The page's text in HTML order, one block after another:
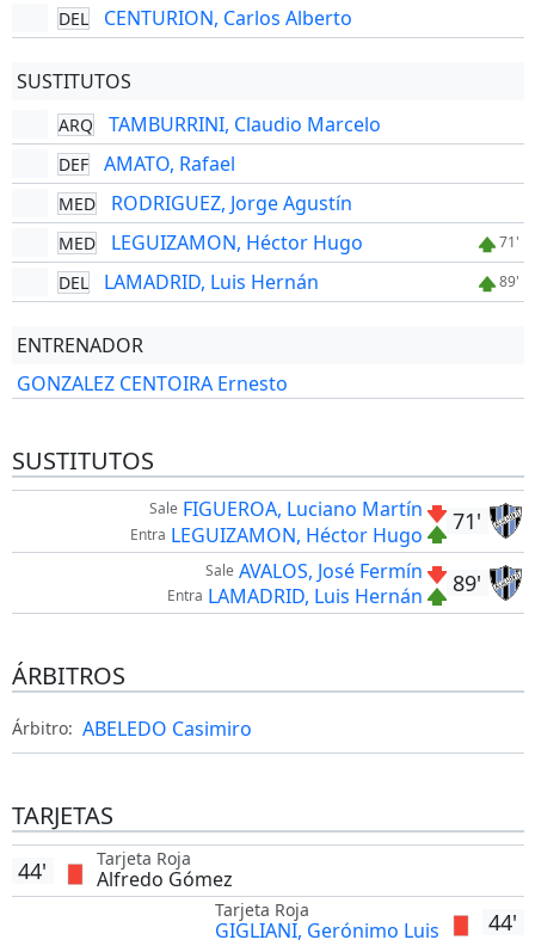
DEL CENTURION, Carlos Alberto
SUSTITUTOS
ARQ TAMBURRINI, Claudio Marcelo
DEF AMATO, Rafael
MED RODRIGUEZ, Jorge Agustín
MED LEGUIZAMON, Héctor Hugo 71'
DEL LAMADRID, Luis Hernán 89'
ENTRENADOR
GONZALEZ CENTOIRA Ernesto
SUSTITUTOS
71'
Sale FIGUEROA, Luciano Martín
Entra LEGUIZAMON, Héctor Hugo
89'
Sale AVALOS, José Fermín
Entra LAMADRID, Luis Hernán
ÁRBITROS
Árbitro: ABELEDO Casimiro
TARJETAS
Tarjeta Roja
Alfredo Gómez
44'
44'
Tarjeta Roja
GIGLIANI, Gerónimo Luis